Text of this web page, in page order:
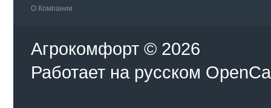
О Компании
Агрокомфорт © 2026
Работает на русском